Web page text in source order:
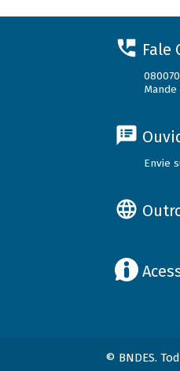
Fale
Envie
© BNDES.